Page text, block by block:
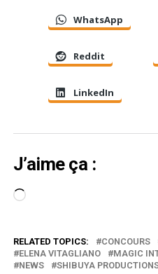
WhatsApp
Reddit
LinkedIn
J’aime ça :
Chargement…
RELATED TOPICS: CONCOURS
ELENA VITAGLIANO
MAGIC
NEWS
SHIBUYA